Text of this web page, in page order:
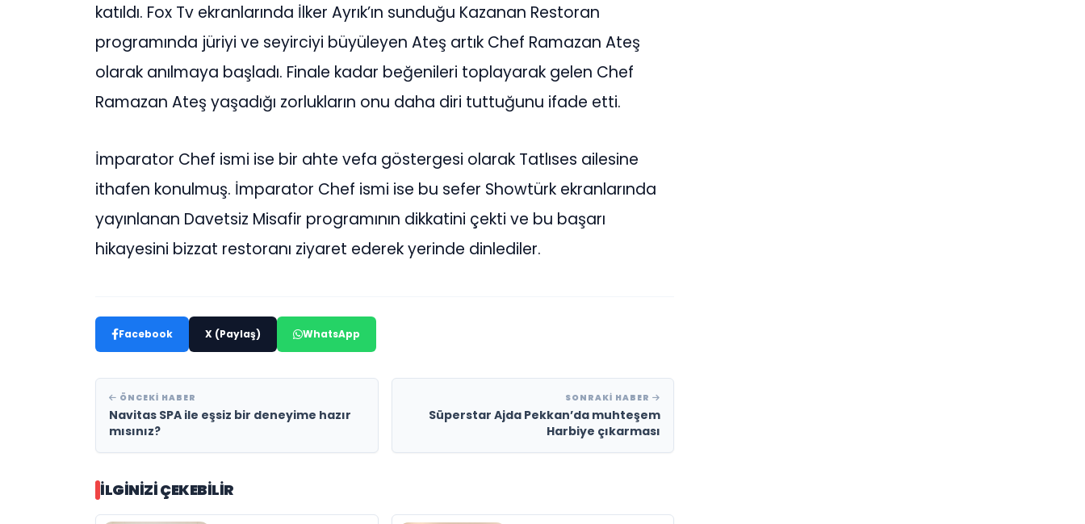
katıldı. Fox Tv ekranlarında İlker Ayrık’ın sunduğu Kazanan Restoran
programında jüriyi ve seyirciyi büyüleyen Ateş artık Chef Ramazan Ateş
olarak anılmaya başladı. Finale kadar beğenileri toplayarak gelen Chef
Ramazan Ateş yaşadığı zorlukların onu daha diri tuttuğunu ifade etti.
İmparator Chef ismi ise bir ahte vefa göstergesi olarak Tatlıses ailesine
ithafen konulmuş. İmparator Chef ismi ise bu sefer Showtürk ekranlarında
yayınlanan Davetsiz Misafir programının dikkatini çekti ve bu başarı
hikayesini bizzat restoranı ziyaret ederek yerinde dinlediler.
Facebook X (Paylaş) WhatsApp
ÖNCEKI HABER
Navitas SPA ile eşsiz bir deneyime hazır
mısınız?
SONRAKI HABER
Süperstar Ajda Pekkan’da muhteşem
Harbiye çıkarması
İLGINIZI ÇEKEBILIR